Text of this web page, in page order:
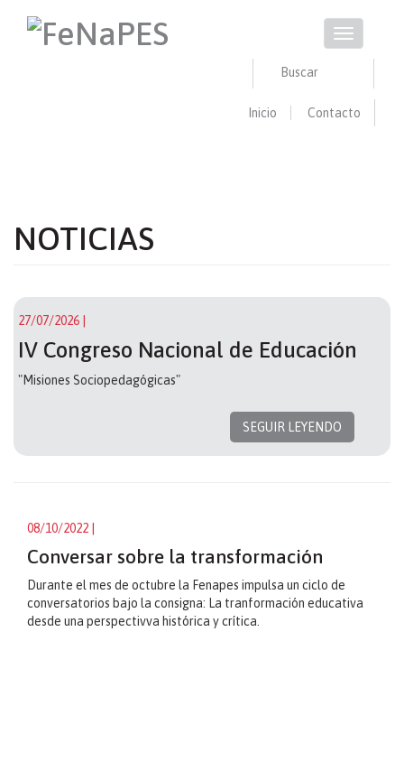
contenido
Toggle
navigation
Buscar
Inicio Contacto
NOTICIAS
27/07/2026
IV Congreso Nacional de Educación
"Misiones Sociopedagógicas"
SEGUIR LEYENDO
08/10/2022
Conversar sobre la transformación
Durante el mes de octubre la Fenapes impulsa un ciclo de
conversatorios bajo la consigna: La tranformación educativa
desde una perspectivva histórica y crítica.